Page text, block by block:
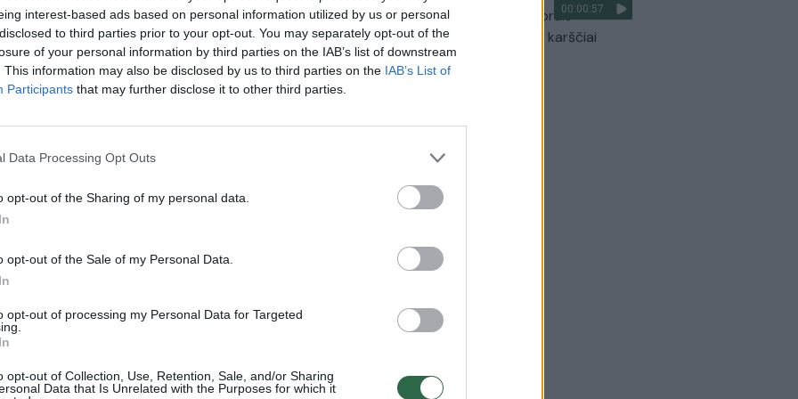
interest-based ads based on personal information utilized by us or personal
to third parties prior to your opt-out. You may separately opt-out of the
of your personal information by third parties on the IAB’s list of downstream
This information may also be disclosed by us to third parties on the IAB’s List of
Participants that may further disclose it to other third parties.
Data Processing Opt Outs
opt-out of the Sharing of my personal data.
opt-out of the Sale of my Personal Data.
opt-out of processing my Personal Data for Targeted
opt-out of Collection, Use, Retention, Sale, and/or Sharing
Data that Is Unrelated with the Purposes for which it
tenisininkas tik Lrytas.TV
Joe Bideno kova su vėžiu tęsiasi: liga
00:00:57
Sinoptikai atsakė, kokiais orais
užbaigsime darbo savaitę: karščiai
atsitrauks